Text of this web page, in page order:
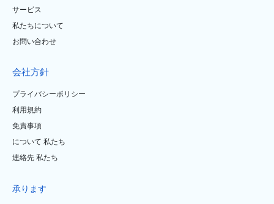
サービス
私たちについて
お問い合わせ
会社方針
プライバシーポリシー
利用規約
免責事項
について 私たち
連絡先 私たち
承ります